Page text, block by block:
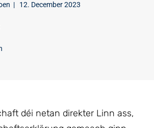
| 12. December 2023
déi netan direkter Linn ass,